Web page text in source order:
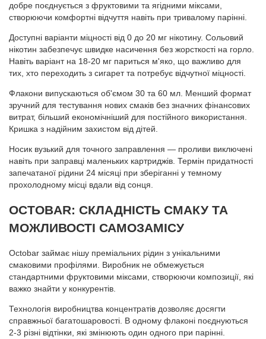
добре поєднується з фруктовими та ягідними міксами,
створюючи комфортні відчуття навіть при тривалому парінні.
Доступні варіанти міцності від 0 до 20 мг нікотину. Сольовий
нікотин забезпечує швидке насичення без жорсткості на горло.
Навіть варіант на 18-20 мг париться м'яко, що важливо для
тих, хто переходить з сигарет та потребує відчутної міцності.
Флакони випускаються об'ємом 30 та 60 мл. Менший формат
зручний для тестування нових смаків без значних фінансових
витрат, більший економічніший для постійного використання.
Кришка з надійним захистом від дітей.
Носик вузький для точного заправлення — проливи виключені
навіть при заправці маленьких картриджів. Термін придатності
запечатаної рідини 24 місяці при зберіганні у темному
прохолодному місці вдали від сонця.
OCTOBAR: СКЛАДНІСТЬ СМАКУ ТА
МОЖЛИВОСТІ САМОЗАМІСУ
Octobar займає нішу преміальних рідин з унікальними
смаковими профілями. Виробник не обмежується
стандартними фруктовими міксами, створюючи композиції, які
важко знайти у конкурентів.
Технологія виробництва концентратів дозволяє досягти
справжньої багатошаровості. В одному флаконі поєднуються
2-3 різні відтінки, які змінюють один одного при парінні.